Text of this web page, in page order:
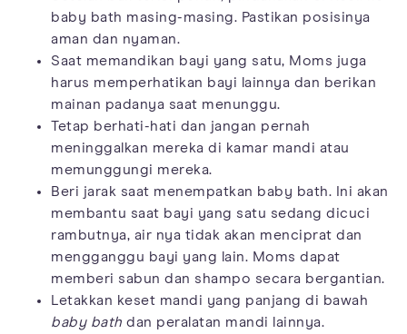
baby bath masing-masing. Pastikan posisinya
aman dan nyaman.
Saat memandikan bayi yang satu, Moms juga
harus memperhatikan bayi lainnya dan berikan
mainan padanya saat menunggu.
Tetap berhati-hati dan jangan pernah
meninggalkan mereka di kamar mandi atau
memunggungi mereka.
Beri jarak saat menempatkan baby bath. Ini akan
membantu saat bayi yang satu sedang dicuci
rambutnya, air nya tidak akan menciprat dan
mengganggu bayi yang lain. Moms dapat
memberi sabun dan shampo secara bergantian.
Letakkan keset mandi yang panjang di bawah
baby bath dan peralatan mandi lainnya.